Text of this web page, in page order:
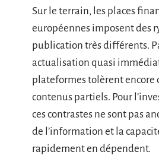
Sur le terrain, les places
européennes imposent des
publication très différents.
actualisation quasi
plateformes tolèrent encore
contenus partiels. Pour
ces contrastes ne sont pas
de l’information et la
rapidement en dépendent.